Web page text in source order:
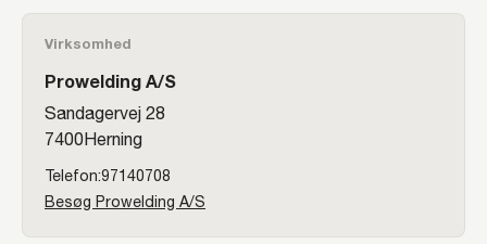
Virksomhed
Prowelding A/S
Sandagervej 28
7400Herning
97140708
Besøg Prowelding A/S